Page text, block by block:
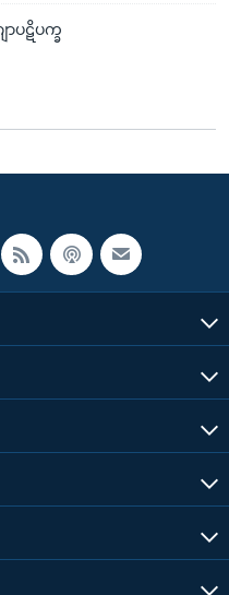
ပဋိပက္ခ